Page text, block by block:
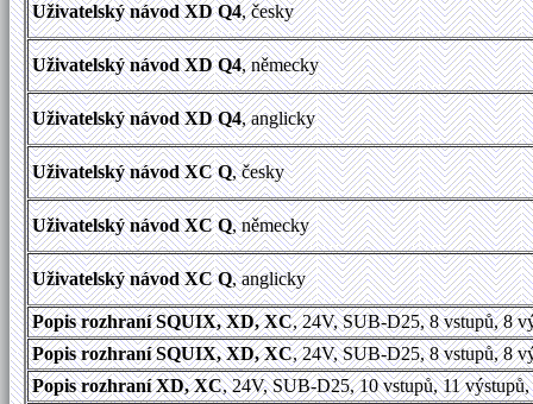
Uživatelský návod XD Q4, česky
Uživatelský návod XD Q4, německy
Uživatelský návod XD Q4, anglicky
Uživatelský návod XC Q, česky
Uživatelský návod XC Q, německy
Uživatelský návod XC Q, anglicky
Popis rozhraní SQUIX, XD, XC, 24V, SUB-D25, 8 vstupů, 8
Popis rozhraní SQUIX, XD, XC, 24V, SUB-D25, 8 vstupů, 8
Popis rozhraní XD, XC, 24V, SUB-D25, 10 vstupů, 11 výstupů,